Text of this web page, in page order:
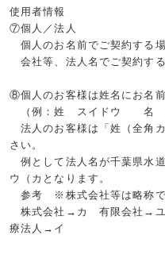
使用者情報
⑦個人／法人
個人のお名前でご契約する
会社等、法人名でご契約す
⑧個人のお客様は姓名にお名
（例：姓 スイドウ 名
法人のお客様は「姓（全角
さい。
例として法人名が千葉県水
ウ（カとなります。
参考 ※株式会社等は略称で
株式会社→カ 有限会社→
療法人→イ